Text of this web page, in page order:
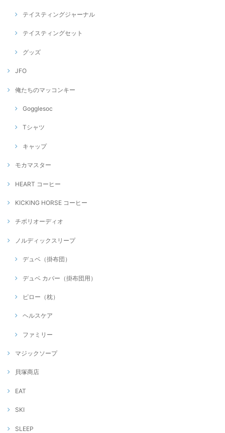
テイスティングジャーナル
テイスティングセット
グッズ
JFO
俺たちのマッコンキー
Gogglesoc
Tシャツ
キャップ
モカマスター
HEART コーヒー
KICKING HORSE コーヒー
チボリオーディオ
ノルディックスリープ
デュベ（掛布団）
デュベ カバー（掛布団用）
ピロー（枕）
ヘルスケア
ファミリー
マジックソープ
貝塚商店
EAT
SKI
SLEEP